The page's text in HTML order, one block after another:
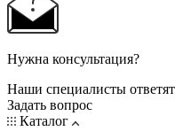
Нужна консультация?
Наши специалисты
Задать вопрос
Каталог